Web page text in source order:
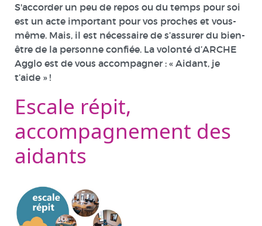
S'accorder un peu de repos ou du temps pour soi
est un acte important pour vos proches et vous-
même. Mais, il est nécessaire de s’assurer du bien-
être de la personne confiée. La volonté d’ARCHE
Agglo est de vous accompagner : « Aidant, je
t’aide » !
Escale répit,
accompagnement des
aidants